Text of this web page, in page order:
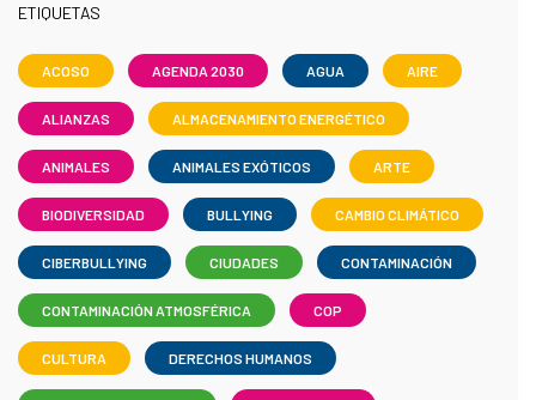
ETIQUETAS
ACOSO AGENDA 2030 AGUA AIRE
ALIANZAS ALMACENAMIENTO ENERGÉTICO
ANIMALES ANIMALES EXÓTICOS ARTE
BIODIVERSIDAD BULLYING CAMBIO CLIMÁTICO
CIBERBULLYING CIUDADES CONTAMINACIÓN
CONTAMINACIÓN ATMOSFÉRICA COP
CULTURA DERECHOS HUMANOS